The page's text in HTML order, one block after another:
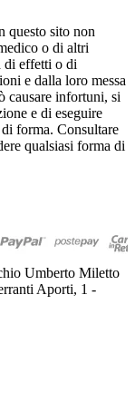
questo sito non
o di altri
di effetti o di
e dalla loro messa
causare infortuni, si
e di eseguire
forma. Consultare
qualsiasi forma di
Umberto Miletto
Aporti, 1 -